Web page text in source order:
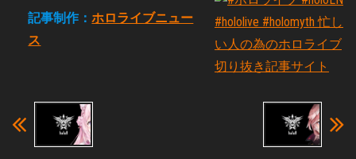
記事制作：ホロライブニュー
ス